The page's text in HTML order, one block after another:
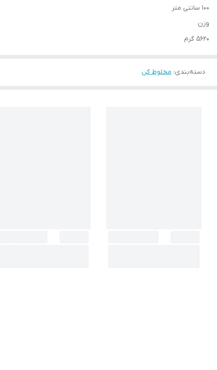
۱۰۰ سانتی متر
وزن
۵۶۲۰ گرم
دسته‌بندی: مخلوط کن